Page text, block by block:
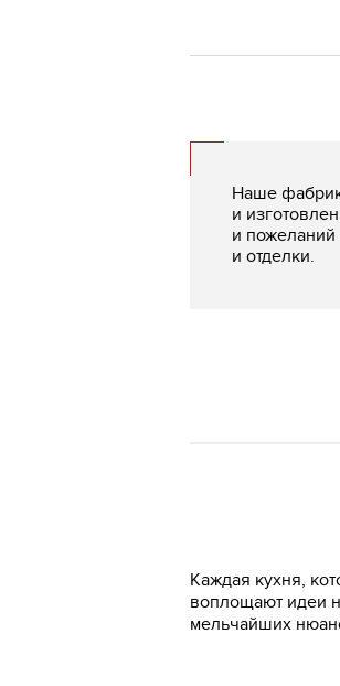
Наше
и
и
и отделки.
Каждая кухня,
воплощают идеи
мельчайших